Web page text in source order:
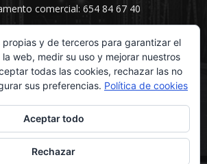
comercial: 654 84 67 40
SÍGUENOS
propias y de terceros para garantizar el
web, medir su uso y mejorar nuestros
todas las cookies, rechazar las no
sus preferencias. Política de cookies
Aceptar todo
Rechazar